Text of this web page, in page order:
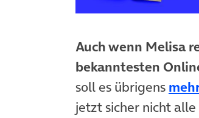
Auch wenn Melisa
bekanntesten
soll es übrigens
jetzt sicher nicht